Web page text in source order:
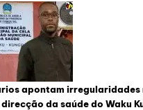
apontam irregularidades
da saúde do Waku